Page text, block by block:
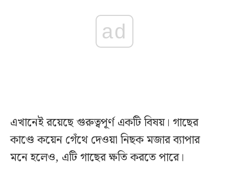
ad
এখানেই রয়েছে গুরুত্বপূর্ণ একটি বিষয়। গাছের
কাণ্ডে কয়েন গেঁথে দেওয়া নিছক মজার ব্যাপার
মনে হলেও, এটি গাছের ক্ষতি করতে পারে।